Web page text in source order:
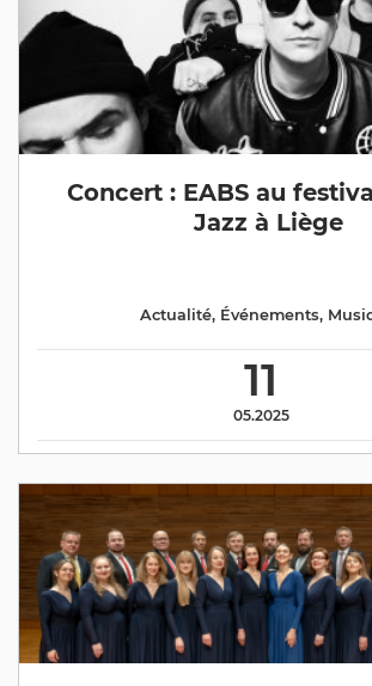
Concert : EABS au
Jazz à Liège
11
05.2025
Actualité, Événements,